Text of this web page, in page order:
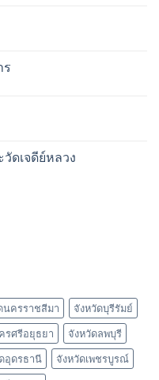
ร
ดเจดีย์หลวง
นครราชสีมา
จังหวัดบุรีรัมย์
รศรีอยุธยา
จังหวัดลพบุรี
อุดรธานี
จังหวัดเพชรบูรณ์